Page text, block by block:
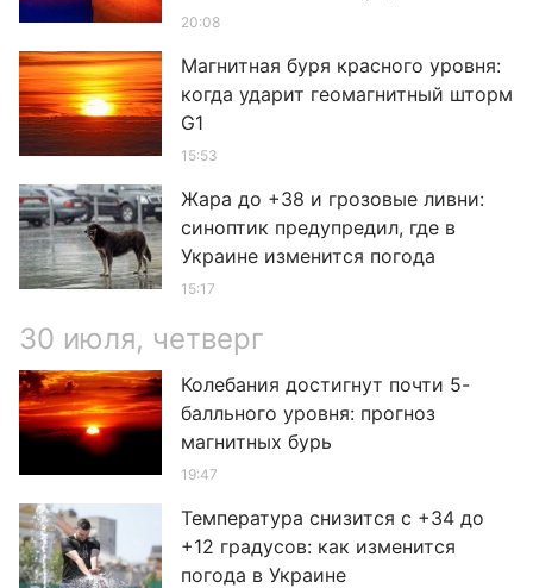
20:08
Магнитная буря красного уровня:
когда ударит геомагнитный шторм
G1
15:53
Жара до +38 и грозовые ливни:
синоптик предупредил, где в
Украине изменится погода
15:17
30 июля, четверг
Колебания достигнут почти 5-
балльного уровня: прогноз
магнитных бурь
19:47
Температура снизится с +34 до
+12 градусов: как изменится
погода в Украине